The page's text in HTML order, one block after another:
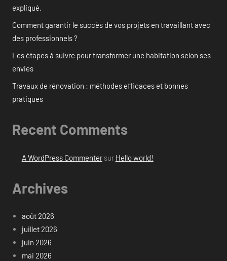
expliqué.
Comment garantir le succès de vos projets en travaillant avec
des professionnels ?
Les étapes à suivre pour transformer une habitation selon ses
envies
Travaux de rénovation : méthodes efficaces et bonnes
pratiques
Recent Comments
A WordPress Commentersur Hello world!
Archives
août 2026
juillet 2026
juin 2026
mai 2026